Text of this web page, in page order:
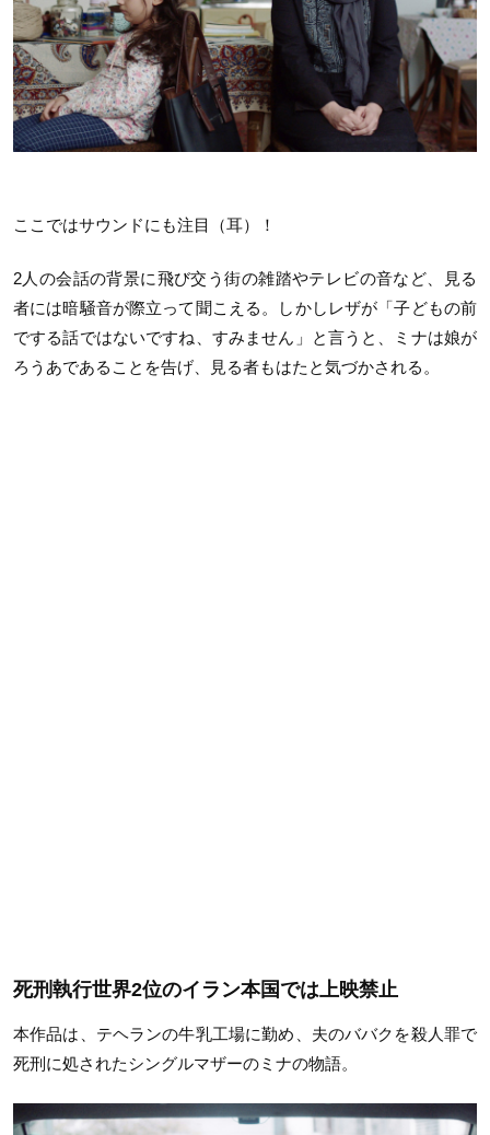
ここではサウンドにも注目（耳）！
2人の会話の背景に飛び交う街の雑踏やテレビの音など、見る
者には暗騒音が際立って聞こえる。しかしレザが「子どもの前
でする話ではないですね、すみません」と言うと、ミナは娘が
ろうあであることを告げ、見る者もはたと気づかされる。
死刑執行世界2位のイラン本国では上映禁止
本作品は、テヘランの牛乳工場に勤め、夫のババクを殺人罪で
死刑に処されたシングルマザーのミナの物語。